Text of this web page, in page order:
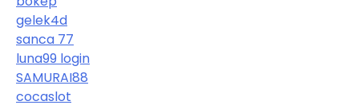
gelek4d
sanca 77
luna99 login
SAMURAI88
cocaslot